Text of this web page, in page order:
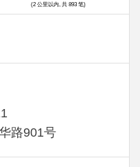
路901号
(2 公里以内, 共 893 笔)